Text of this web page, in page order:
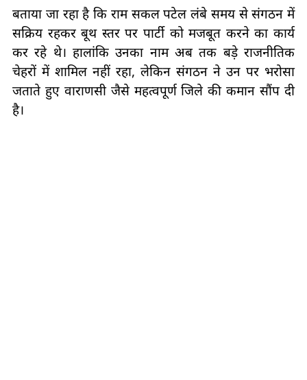
बताया जा रहा है कि राम सकल पटेल लंबे समय से संगठन में
सक्रिय रहकर बूथ स्तर पर पार्टी को मजबूत करने का कार्य
कर रहे थे। हालांकि उनका नाम अब तक बड़े राजनीतिक
चेहरों में शामिल नहीं रहा, लेकिन संगठन ने उन पर भरोसा
जताते हुए वाराणसी जैसे महत्वपूर्ण जिले की कमान सौंप दी
है।